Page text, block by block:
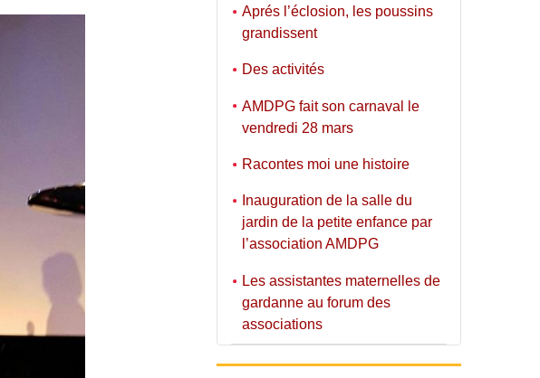
Aprés l’éclosion, les poussins
grandissent
Des activités
AMDPG fait son carnaval le
vendredi 28 mars
Racontes moi une histoire
Inauguration de la salle du
jardin de la petite enfance par
l’association AMDPG
Les assistantes maternelles de
gardanne au forum des
associations